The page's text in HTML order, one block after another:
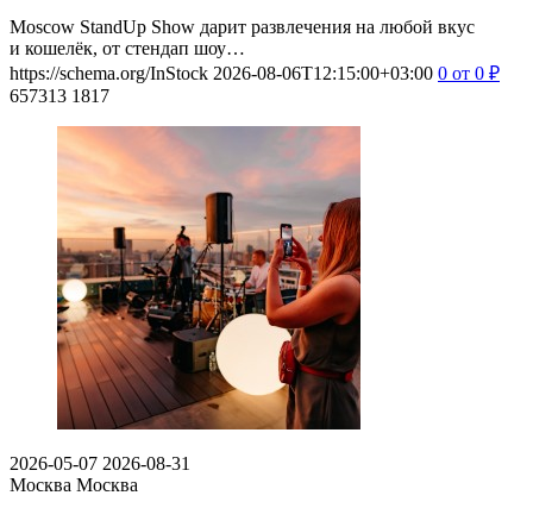
Moscow StandUp Show дарит развлечения на любой вкус
и кошелёк, от стендап шоу…
https://schema.org/InStock 2026-08-06T12:15:00+03:00 0 от 0 ₽
657313 1817
2026-05-07 2026-08-31
Москва Москва